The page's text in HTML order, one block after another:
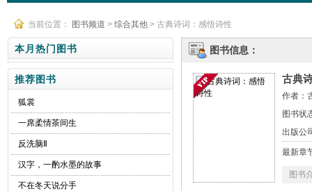
当前位置： 图书频道 > 综合其他 > 古典诗词：感悟诗性
本月热门图书
推荐图书
狐裳
一席柔情茶间生
反洗脑Ⅱ
汉字，一酌水墨的故事
不在冬天说分手
图书信息：
古典
作者：
图书状
出版公
最新章
图书